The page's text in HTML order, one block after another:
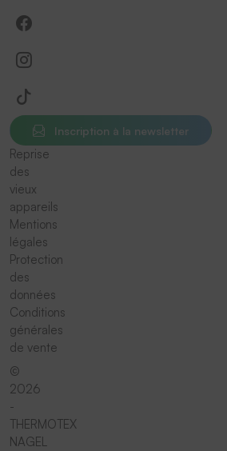
Inscription à la newsletter
Reprise
des
vieux
appareils
Mentions
légales
Protection
des
données
Conditions
générales
de vente
©
2026
-
THERMOTEX
NAGEL